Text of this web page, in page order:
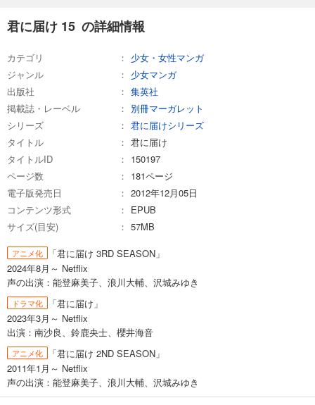
君に届け 15 の詳細情報
カテゴリ
少女・女性マンガ
ジャンル
少女マンガ
出版社
集英社
掲載誌・レーベル
別冊マーガレット
シリーズ
君に届けシリーズ
タイトル
君に届け
タイトルID
150197
ページ数
181ページ
電子版発売日
2012年12月05日
コンテンツ形式
EPUB
サイズ(目安)
57MB
アニメ化
「君に届け 3RD SEASON」
2024年8月～ Netflix
声の出演：能登麻美子、浪川大輔、沢城みゆき
ドラマ化
「君に届け」
2023年3月～ Netflix
出演：南沙良、鈴鹿央士、櫻井海音
アニメ化
「君に届け 2ND SEASON」
2011年1月～ Netflix
声の出演：能登麻美子、浪川大輔、沢城みゆき